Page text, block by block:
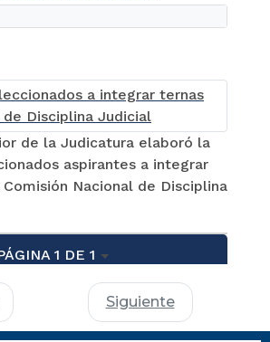
de la Judicatura elaboró la
aspirantes a integrar
Nacional de Disciplina
1 DE 1
Siguiente